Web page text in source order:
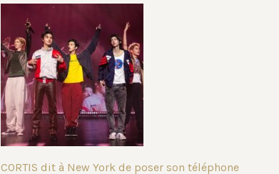
CORTIS dit à New York de poser son téléphone